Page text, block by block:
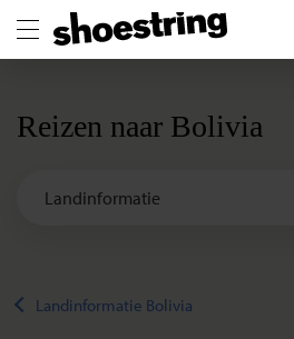
Reizen naar Bolivia
Landinformatie Bolivia